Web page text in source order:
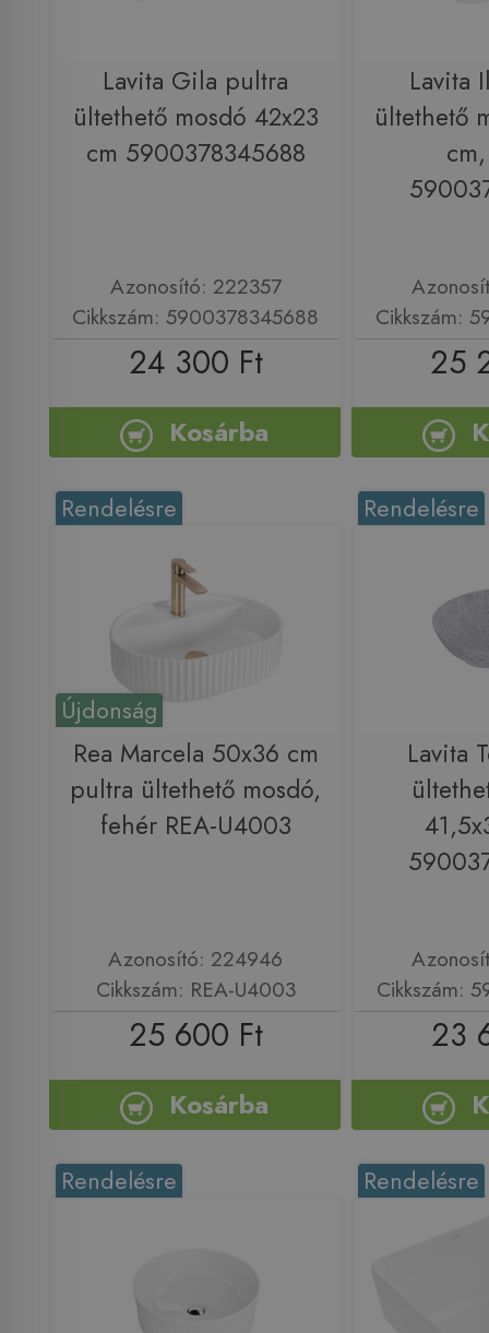
Lavita Gila pultra
ültethető mosdó 42x23
cm 5900378345688
Azonosító: 222357
Cikkszám: 5900378345688
24 300 Ft
Kosárba
Lavita
ültethető
Cikkszám:
25
Újdonság
Rendelésre
Rea Marcela 50x36 cm
pultra ültethető mosdó,
fehér REA-U4003
Azonosító: 224946
Cikkszám: REA-U4003
25 600 Ft
Kosárba
Rendelésre
Lavita
Cikkszám:
23
Rendelésre Rendelésre